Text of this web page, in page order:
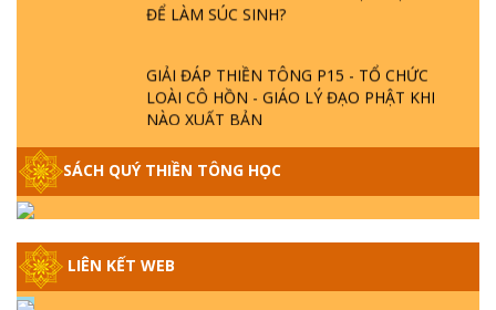
LOÀI CÔ HỒN - GIÁO LÝ ĐẠO PHẬT KHI
NÀO XUẤT BẢN
GIẢI ĐÁP THIỀN TÔNG ĐẶC BIỆT - P14 -
NGUỒN GỐC ÂM LỊCH DƯƠNG LỊCH -
TẦNG BÌNH LƯU LỚN ĐẾN ĐÂU
GIẢI ĐÁP THIỀN TÔNG ĐẶC BIỆT - P13 -
SÁCH QUÝ THIỀN TÔNG HỌC
LIÊN KẾT WEB